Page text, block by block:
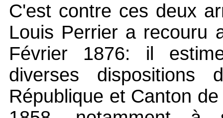
C'est contre ces deux
Louis Perrier a recouru
Février 1876: il
diverses
République et Canton